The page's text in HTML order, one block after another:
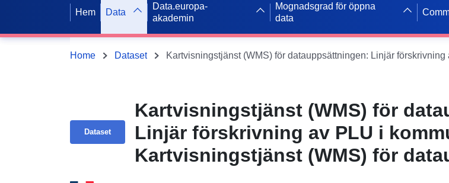
Hem Data
Data.europa-
akademin
Mognadsgrad för öppna
data
Home Dataset
Dataset
Kartvisningstjänst (WMS) för
Linjär förskrivning av PLU i
Kartvisningstjänst (WMS) för